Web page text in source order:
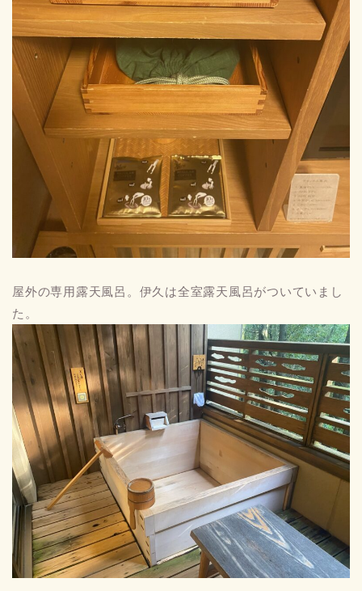
屋外の専用露天風呂。伊久は全室露天風呂がついていまし
た。